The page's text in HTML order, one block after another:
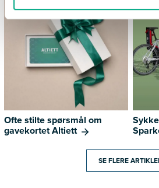
Ofte stilte spørsmål om
gavekortet Altiett
SE FLERE